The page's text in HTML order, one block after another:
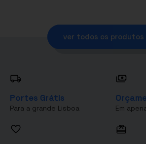
ver todos os produtos
Portes Grátis
Para a grande Lisboa Em